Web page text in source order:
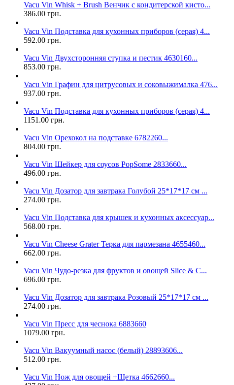
Vacu Vin Whisk + Brush Венчик с кондитерской кисто...
386.00 грн.
Vacu Vin Подставка для кухонных приборов (серая) 4...
592.00 грн.
Vacu Vin Двухсторонняя ступка и пестик 4630160...
853.00 грн.
Vacu Vin Графин для цитрусовых и соковыжималка 476...
937.00 грн.
Vacu Vin Подставка для кухонных приборов (серая) 4...
1151.00 грн.
Vacu Vin Орехокол на подставке 6782260...
804.00 грн.
Vacu Vin Шейкер для соусов PopSome 2833660...
496.00 грн.
Vacu Vin Дозатор для завтрака Голубой 25*17*17 см ...
274.00 грн.
Vacu Vin Подставка для крышек и кухонных аксессуар...
568.00 грн.
Vacu Vin Cheese Grater Терка для пармезана 4655460...
662.00 грн.
Vacu Vin Чудо-резка для фруктов и овощей Slice & C...
696.00 грн.
Vacu Vin Дозатор для завтрака Розовый 25*17*17 см ...
274.00 грн.
Vacu Vin Пресс для чеснока 6883660
1079.00 грн.
Vacu Vin Вакуумный насос (белый) 28893606...
512.00 грн.
Vacu Vin Нож для овощей +Щетка 4662660...